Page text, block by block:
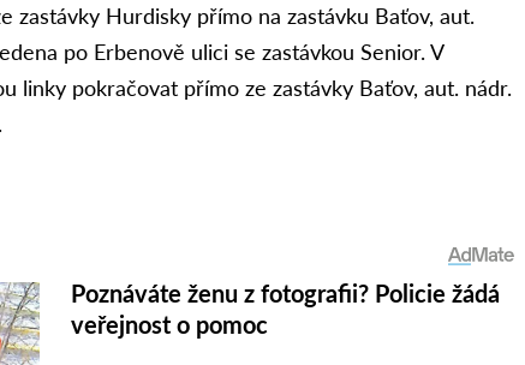
zastávky Hurdisky přímo na zastávku Baťov, aut.
po Erbenově ulici se zastávkou Senior. V
linky pokračovat přímo ze zastávky Baťov, aut. nádr.